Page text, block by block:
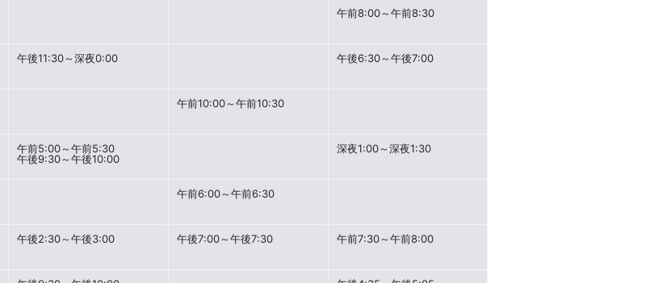
午前8:00～午前8:30
午後11:30～深夜0:00 午後6:30～午後7:00
午前10:00～午前10:30
午前5:00～午前5:30
午後9:30～午後10:00
深夜1:00～深夜1:30
午前6:00～午前6:30
午後2:30～午後3:00 午後7:00～午後7:30 午前7:30～午前8:00